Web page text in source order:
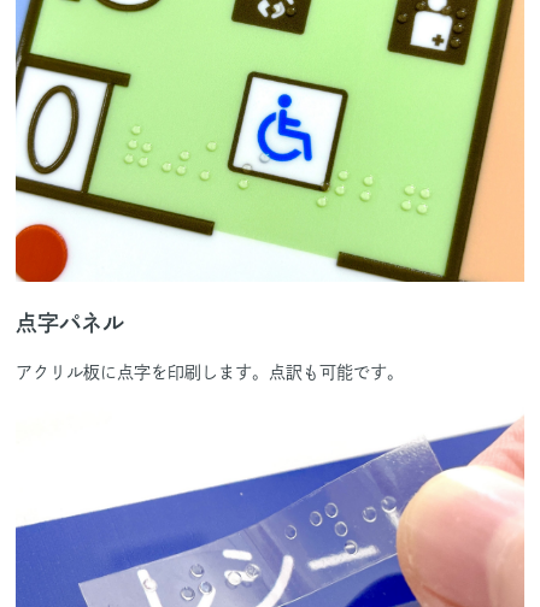
点字パネル
アクリル板に点字を印刷します。点訳も可能です。